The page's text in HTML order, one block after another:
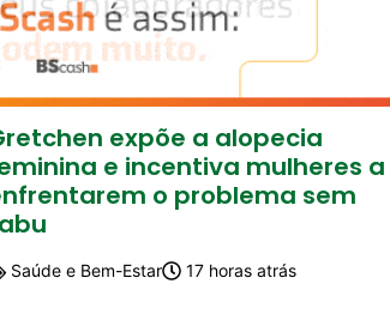
expõe a alopecia
e incentiva mulheres a
o problema sem
Saúde e Bem-Estar 17 horas atrás